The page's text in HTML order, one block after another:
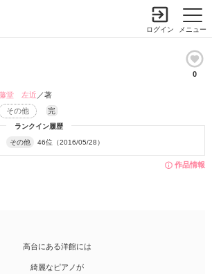
メニュー
ログイン
0
作品情報
ランクイン履歴
その他 46位（2016/05/28）
その他 完
堂 左近 ／著
高台にある洋館には
綺麗なピアノが